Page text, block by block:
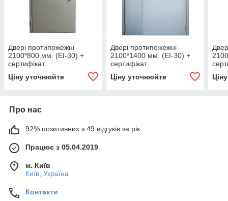
Двері протипожежні
2100*800 мм. (ЕІ-30) +
сертифікат
Ціну уточнюйте
Двері протипожежні
2100*1400 мм. (ЕІ-30) +
сертифікат
Ціну уточнюйте
Про нас
92% позитивних з 49 відгуків за рік
Працює з 05.04.2019
м. Київ
Київ, Україна
Контакти